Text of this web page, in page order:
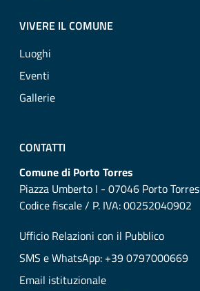
VIVERE IL COMUNE
Luoghi
Eventi
Gallerie
CONTATTI
Comune di Porto Torres
Piazza Umberto I - 07046 Porto Torres
Codice fiscale / P. IVA: 00252040902
Ufficio Relazioni con il Pubblico
SMS e WhatsApp: +39 0797000669
Email istituzionale